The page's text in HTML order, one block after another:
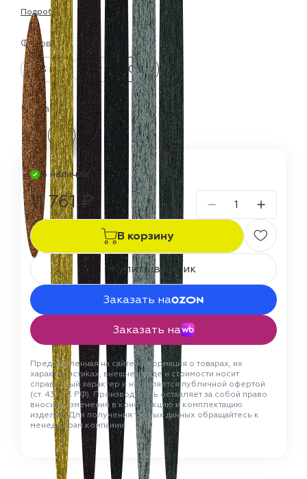
Подробнее
Фасовка:
0.8 кг 4 кг 10 кг
Цвета:
В наличии
11 761 ₽
В корзину
Купить в 1 клик
Заказать на
Заказать на
Представленная на сайте информация о товарах, их
характеристиках, внешнем виде и стоимости носит
справочный характер и не является публичной офертой
(ст. 437 ГК РФ). Производитель оставляет за собой право
вносить изменения в конструкцию и комплектацию
изделий. Для получения точных данных обращайтесь к
менеджерам компании.